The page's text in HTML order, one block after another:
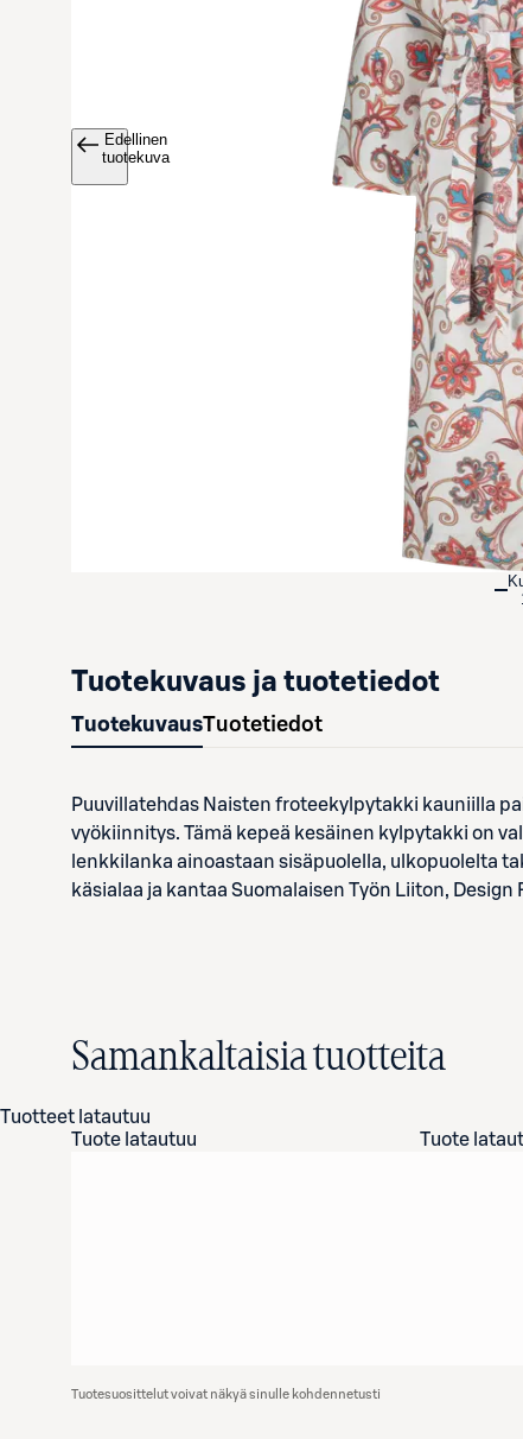
Avaa
Edellinen
tuotekuva
Tuotekuvaus ja tuotetiedot
TuotekuvausTuotetiedot
Puuvillatehdas Naisten froteekylpytakki kauniilla
vyökiinnitys. Tämä kepeä kesäinen kylpytakki on
lenkkilanka ainoastaan sisäpuolella, ulkopuolelta
käsialaa ja kantaa Suomalaisen Työn Liiton,
Samankaltaisia tuotteita
Tuotteet latautuu
Tuote latautuu
Tuote
Tuotesuosittelut voivat näkyä sinulle kohdennetusti